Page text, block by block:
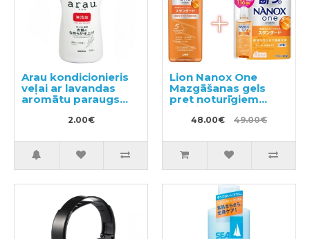
Arau kondicionieris
veļai ar lavandas
aromātu paraugs
2.00€
Lion Nanox One
Mazgāšanas gels
pret noturīgiem
traipiem 640g +
pildviela 1160g
48.00€ 49.00€